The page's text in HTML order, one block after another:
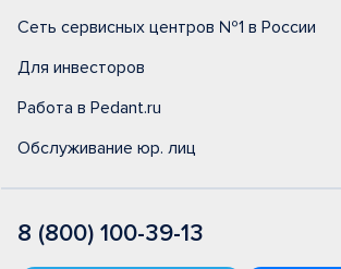
Сеть сервисных центров №1 в России
Для инвесторов
Работа в Pedant.ru
Обслуживание юр. лиц
8 (800) 100-39-13